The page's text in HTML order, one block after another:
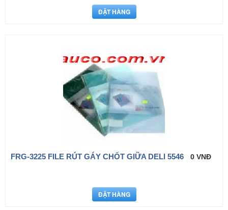
FRG-3225 FILE RÚT GÁY CHỐT GIỮA DELI 5546 0 VNĐ